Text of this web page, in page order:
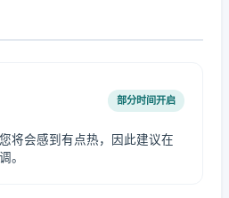
部分时间开启
将会感到有点热，因此建议在
。